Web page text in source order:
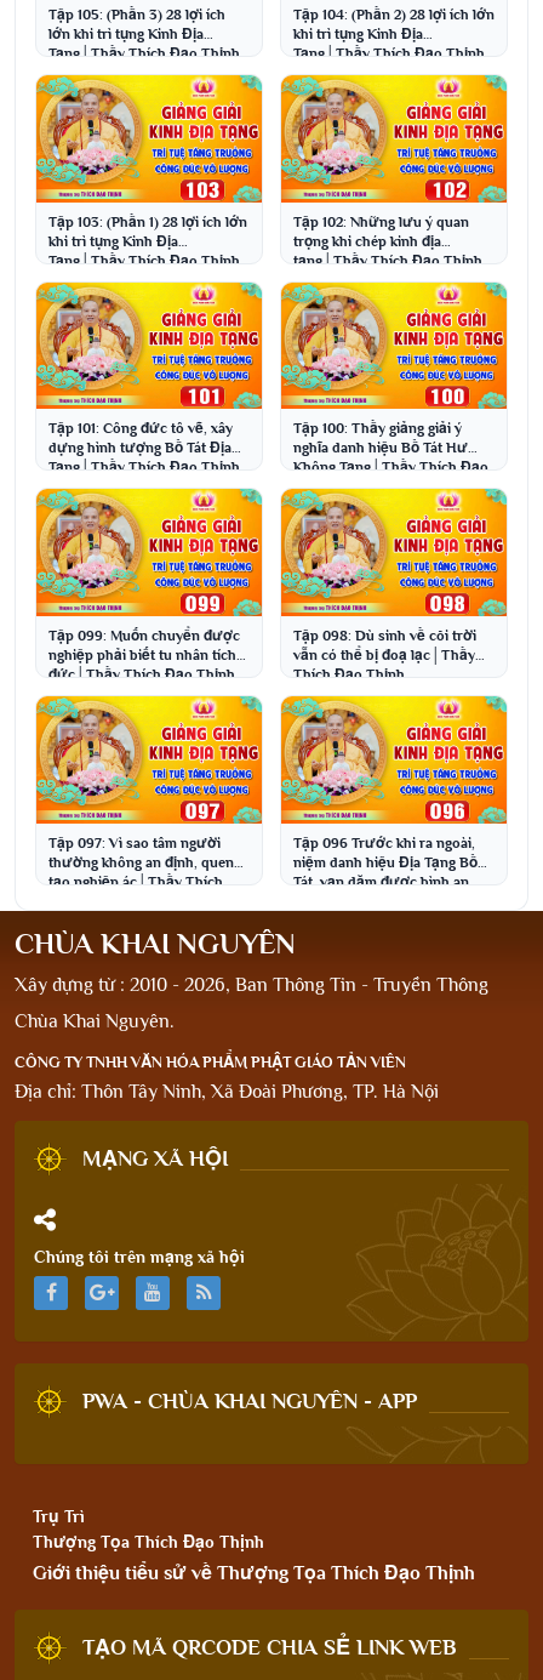
Tập 105: (Phần 3) 28 lợi ích
lớn khi trì tụng Kinh Địa
Tạng│Thầy Thích Đạo Thịnh
Tập 104: (Phần 2) 28 lợi ích lớn
khi trì tụng Kinh Địa
Tạng│Thầy Thích Đạo Thịnh
Tập 103: (Phần 1) 28 lợi ích lớn
khi trì tụng Kinh Địa
Tạng│Thầy Thích Đạo Thịnh
Tập 102: Những lưu ý quan
trọng khi chép kinh địa
tạng│Thầy Thích Đạo Thịnh
Tập 101: Công đức tô vẽ, xây
dựng hình tượng Bồ Tát Địa
Tạng│Thầy Thích Đạo Thịnh
Tập 100: Thầy giảng giải ý
nghĩa danh hiệu Bồ Tát Hư
Không Tạng│Thầy Thích Đạo
Thịnh
Tập 099: Muốn chuyển được
nghiệp phải biết tu nhân tích
đức│Thầy Thích Đạo Thịnh
Tập 098: Dù sinh về cõi trời
vẫn có thể bị đoạ lạc│Thầy
Thích Đạo Thịnh
Tập 097: Vì sao tâm người
thường không an định, quen
tạo nghiệp ác│Thầy Thích
Tập 096 Trước khi ra ngoài,
niệm danh hiệu Địa Tạng Bồ
Tát, vạn dặm được bình an
CHÙA KHAI NGUYÊN
Xây dựng từ : 2010 - 2026, Ban Thông Tin - Truyền Thông
Chùa Khai Nguyên.
CÔNG TY TNHH VĂN HÓA PHẨM PHẬT GIÁO TẢN VIÊN
Địa chỉ: Thôn Tây Ninh, Xã Đoài Phương, TP. Hà Nội
MẠNG XÃ HỘI
Chúng tôi trên mạng xã hội
PWA - CHÙA KHAI NGUYÊN - APP
Trụ Trì
Thượng Tọa Thích Đạo Thịnh
Giới thiệu tiểu sử về Thượng Tọa Thích Đạo Thịnh
TẠO MÃ QRCODE CHIA SẺ LINK WEB